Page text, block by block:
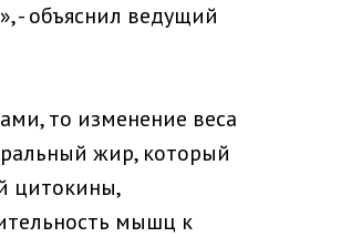
- объяснил ведущий
то изменение веса
жир, который
цитокины,
мышц к